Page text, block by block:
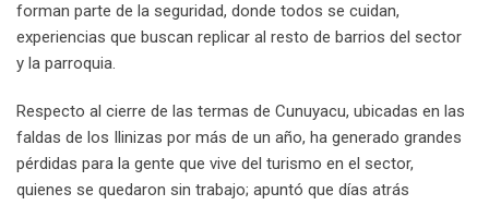
forman parte de la seguridad, donde todos se cuidan,
experiencias que buscan replicar al resto de barrios del sector
y la parroquia.
Respecto al cierre de las termas de Cunuyacu, ubicadas en las
faldas de los Ilinizas por más de un año, ha generado grandes
pérdidas para la gente que vive del turismo en el sector,
quienes se quedaron sin trabajo; apuntó que días atrás